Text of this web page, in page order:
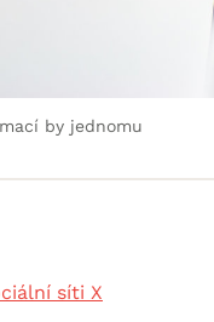
by jednomu
síti X